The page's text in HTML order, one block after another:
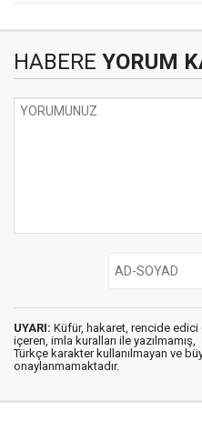
HABERE YORUM
UYARI: Küfür, hakaret, rencide edici
içeren, imla kuralları ile yazılmamış,
Türkçe karakter kullanılmayan ve
onaylanmamaktadır.